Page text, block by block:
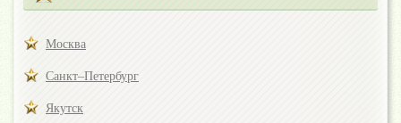
Москва
Санкт–Петербург
Якутск